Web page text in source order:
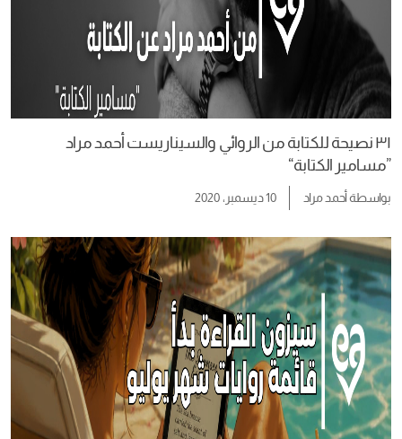
٣١ نصيحة للكتابة من الروائي والسيناريست أحمد مراد
”مسامير الكتابة“
بواسطةأحمد مراد 10 ديسمبر، 2020